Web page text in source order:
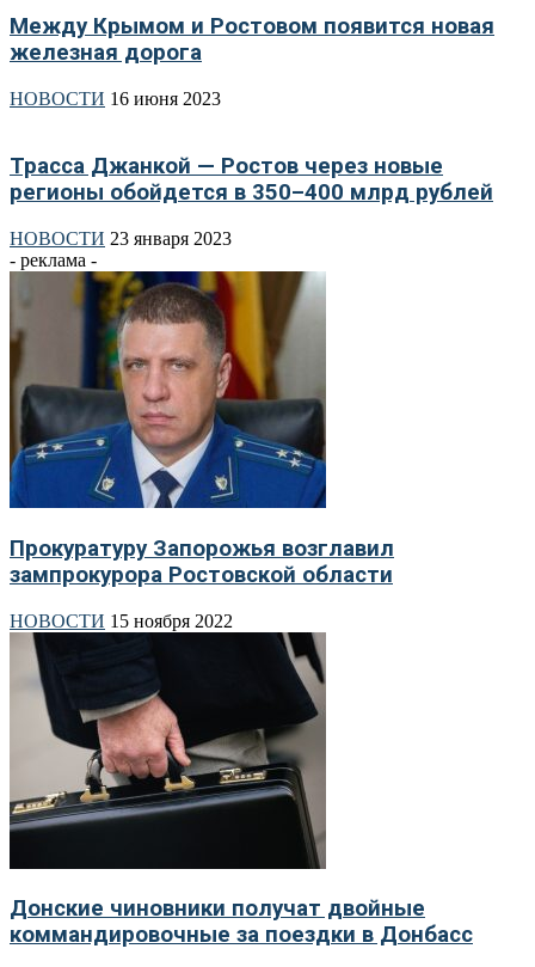
Между Крымом и Ростовом появится новая
железная дорога
НОВОСТИ 16 июня 2023
Трасса Джанкой — Ростов через новые
регионы обойдется в 350–400 млрд рублей
НОВОСТИ 23 января 2023
- реклама -
Прокуратуру Запорожья возглавил
зампрокурора Ростовской области
НОВОСТИ 15 ноября 2022
Донские чиновники получат двойные
коммандировочные за поездки в Донбасс